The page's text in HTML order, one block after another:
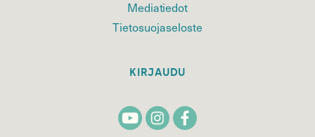
Mediatiedot
Tietosuojaseloste
KIRJAUDU